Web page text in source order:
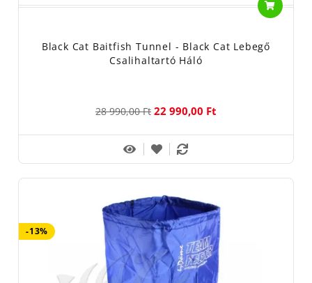
Melyek a nagy testű halak tárolására
Húzókötéllel vagy zipzárral zárható. zeknek a haltartóknak az
Carp Academy és a Carp Zoom ponytzsákja, melyek minden
nagyhalas horgász felszerelésében megtalálhatók.
Ezeket nyugodt szívvel ajánljuk vásárlóinknak.
Csalihal Fogó Hálóa ragadozó halas horgászok
nélkülözhetetlen eszköze. Hisz több esetben a csalihal kifogására
sajnos nincs más lehetőség. Kínálatunkban a Nevis csalihalfogó
hálót találják, melyek a szokásos és a hazai horgászrendnek
megfelelően 1 méter x 1 méteres méretben kerülnek forgalomba.
Black Cat Baitfish Tunnel - Black Cat Lebegő
Csalihaltartó Háló
28 990,00 Ft 22 990,00 Ft
-13%